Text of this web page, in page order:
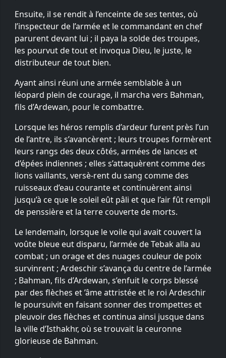
Ensuite, il se rendit à l’enceinte de ses tentes, où
l’inspecteur de l’armée et le commandant en chef
parurent devant lui ; il paya la solde des troupes,
les pourvut de tout et invoqua Dieu, le juste, le
distributeur de tout bien.
Ayant ainsi réuni une armée semblable à un
léopard plein de courage, il marcha vers Bahman,
fils d’Ardewan, pour le combattre.
Lorsque les héros remplis d’ardeur furent près l’un
de l’antre, ils s’avancèrent ; leurs troupes formèrent
leurs rangs des deux côtés, armées de lances et
d’épées indiennes ; elles s’attaquèrent comme des
lions vaillants, versè-rent du sang comme des
ruisseaux d’eau courante et continuèrent ainsi
jusqu’à ce que le soleil eût pâli et que l’air fût rempli
de penssière et la terre couverte de morts.
Le lendemain, lorsque le voile qui avait couvert la
voûte bleue eut disparu, l’armée de Tebak alla au
combat ; un orage et des nuages couleur de poix
survinrent ; Ardeschir s’avança du centre de l’armée
; Bahman, fils d’Ardewan, s’enfuit le corps blessé
par des flèches et ’âme attristée et le roi Ardeschir
le poursuivit en faisant sonner des trompettes et
pleuvoir des flèches et continua ainsi jusque dans
la ville d’Isthakhr, où se trouvait la ceuronne
glorieuse de Bahman.